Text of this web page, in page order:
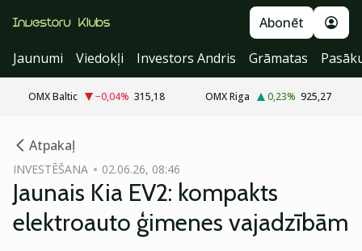
Abonēt
Jaunumi
Viedokļi Investors Andris Grāmatas
OMX Baltic −0,04% 315,18 OMX Riga 0,23% 925,27
Atpakaļ
INVESTĒŠANA 02.06.26, 08:46
Jaunais Kia EV2: kompakts
elektroauto ģimenes vajadzībām